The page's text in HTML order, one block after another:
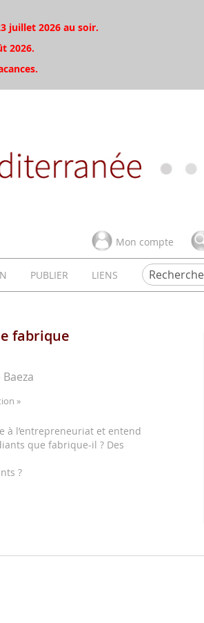
juillet 2026 au soir.
2026.
Mon compte
PUBLIER
LIENS
Rechercher
fabrique
»
à l’entrepreneuriat et entend
que fabrique-il ? Des
?